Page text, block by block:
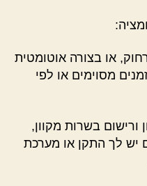
או בצורה אוטומטית
מסוימים או לפי
בשרות מקוון,
יש לך התקן או מערכת